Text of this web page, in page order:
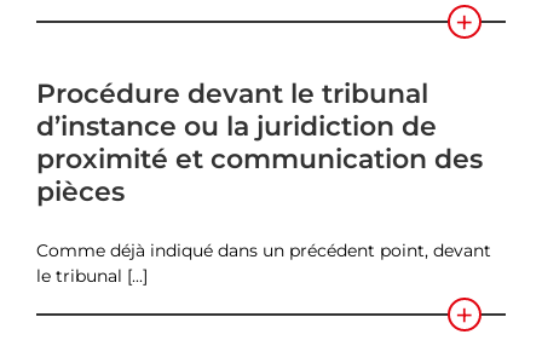
Procédure devant le tribunal
d’instance ou la juridiction de
proximité et communication des
pièces
Comme déjà indiqué dans un précédent point, devant
le tribunal [...]